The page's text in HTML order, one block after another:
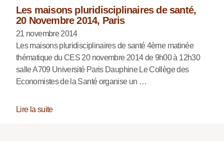
Les maisons pluridisciplinaires de santé,
20 Novembre 2014, Paris
21 novembre 2014
Les maisons pluridisciplinaires de santé 4ème matinée
thématique du CES 20 novembre 2014 de 9h00 à 12h30
salle A709 Université Paris Dauphine Le Collège des
Economistes de la Santé organise un …
Lire la suite